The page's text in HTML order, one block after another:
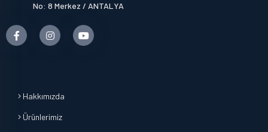
No: 8 Merkez / ANTALYA
Hakkımızda
Ürünlerimiz